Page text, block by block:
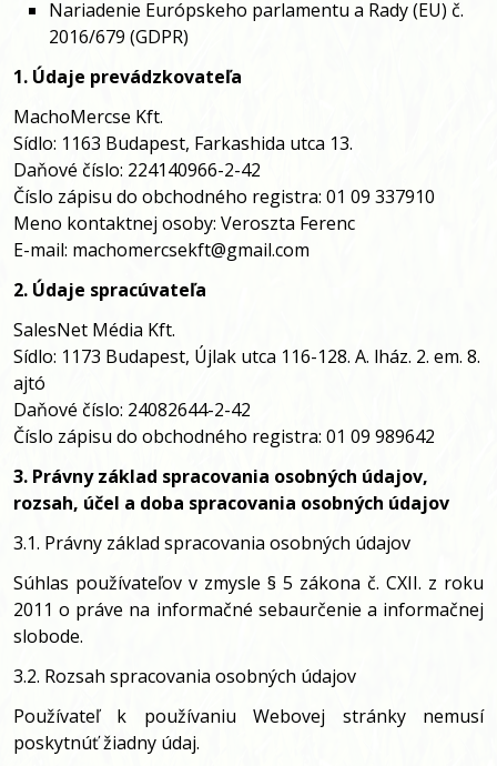
Nariadenie Európskeho parlamentu a Rady (EU) č.
2016/679 (GDPR)
1. Údaje prevádzkovateľa
MachoMercse Kft.
Sídlo: 1163 Budapest, Farkashida utca 13.
Daňové číslo: 224140966-2-42
Číslo zápisu do obchodného registra: 01 09 337910
Meno kontaktnej osoby: Veroszta Ferenc
E-mail: machomercsekft@gmail.com
2. Údaje spracúvateľa
SalesNet Média Kft.
Sídlo: 1173 Budapest, Újlak utca 116-128. A. lház. 2. em. 8.
ajtó
Daňové číslo: 24082644-2-42
Číslo zápisu do obchodného registra: 01 09 989642
3. Právny základ spracovania osobných údajov,
rozsah, účel a doba spracovania osobných údajov
3.1. Právny základ spracovania osobných údajov
Súhlas používateľov v zmysle § 5 zákona č. CXII. z roku
2011 o práve na informačné sebaurčenie a informačnej
slobode.
3.2. Rozsah spracovania osobných údajov
Používateľ k používaniu Webovej stránky nemusí
poskytnúť žiadny údaj.